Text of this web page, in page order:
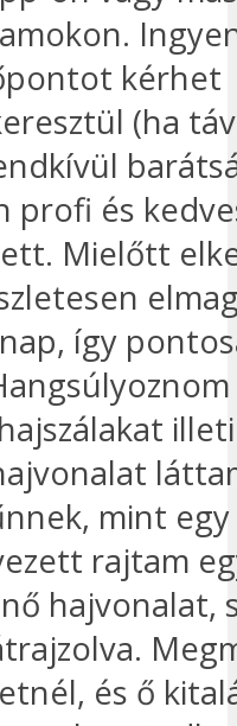
kérhet
(ha
profi és
Mielőtt
így
mint egy
rajtam
hajvonalat,
és ő